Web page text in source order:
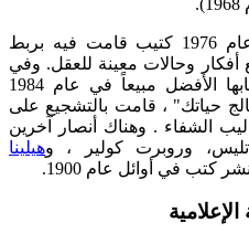
وأصدرت الكاتبة لويز هاي في عام 1976 كتيب قامت فيه بربط
وحالات معينة للعقل. وفي
هذه القائمة التي ضمنتها في كتابها الأفضل مبيعاً في عام 1984
حياتك" ، قامت بالتشجيع على
الشفاء . وهناك أنصار آخرين
وروبرت كولير ، وهيلينا
كتب في أوائل عام 1900.